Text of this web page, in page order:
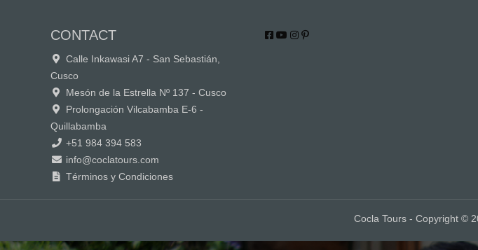
CONTACT
Calle Inkawasi A7 - San Sebastián,
Cusco
Mesón de la Estrella Nº 137 - Cusco
Prolongación Vilcabamba E-6 -
Quillabamba
+51 984 394 583
info@coclatours.com
Términos y Condiciones
Cocla Tours - Copyright ©